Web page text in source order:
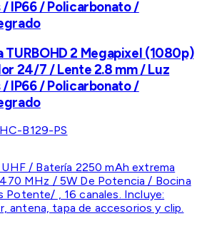
/ IP66 / Policarbonato /
TURBOHD 2 Megapixel (1080p)
24/7 / Lente 2.8 mm / Luz
/ IP66 / Policarbonato /
B129-PS